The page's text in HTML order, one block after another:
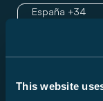
This website
España +34
Modelo
Series